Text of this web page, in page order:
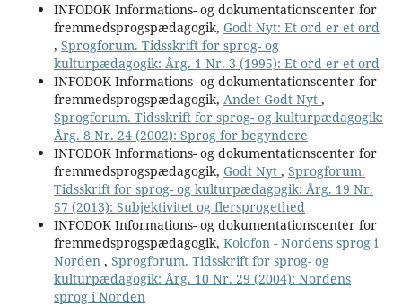
INFODOK Informations- og dokumentationscenter for
fremmedsprogspædagogik, Godt Nyt: Et ord er et ord
, Sprogforum. Tidsskrift for sprog- og
kulturpædagogik: Årg. 1 Nr. 3 (1995): Et ord er et ord
INFODOK Informations- og dokumentationscenter for
fremmedsprogspædagogik, Andet Godt Nyt ,
Sprogforum. Tidsskrift for sprog- og kulturpædagogik:
Årg. 8 Nr. 24 (2002): Sprog for begyndere
INFODOK Informations- og dokumentationscenter for
fremmedsprogspædagogik, Godt Nyt , Sprogforum.
Tidsskrift for sprog- og kulturpædagogik: Årg. 19 Nr.
57 (2013): Subjektivitet og flersprogethed
INFODOK Informations- og dokumentationscenter for
fremmedsprogspædagogik, Kolofon - Nordens sprog i
Norden , Sprogforum. Tidsskrift for sprog- og
kulturpædagogik: Årg. 10 Nr. 29 (2004): Nordens
sprog i Norden